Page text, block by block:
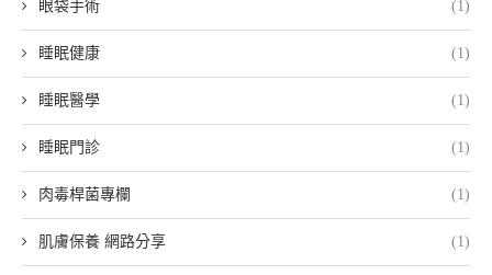
眼袋手術 (1)
睡眠健康 (1)
睡眠醫學 (1)
睡眠門診 (1)
肉毒桿菌專欄 (1)
肌膚保養 網路分享 (1)